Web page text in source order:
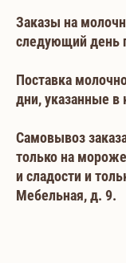
Заказы на
следующий день
Поставка
дни, указанные в
Самовывоз
только на
и сладости и
Мебельная, д. 9.